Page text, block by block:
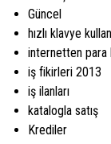
Güncel
hızlı klavye
internetten para
iş fikirleri 2013
iş ilanları
katalogla satış
Krediler